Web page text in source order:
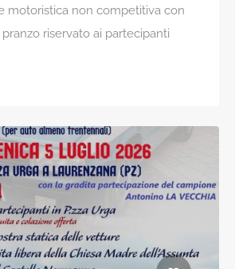
motoristica non competitiva con
riservato ai partecipanti